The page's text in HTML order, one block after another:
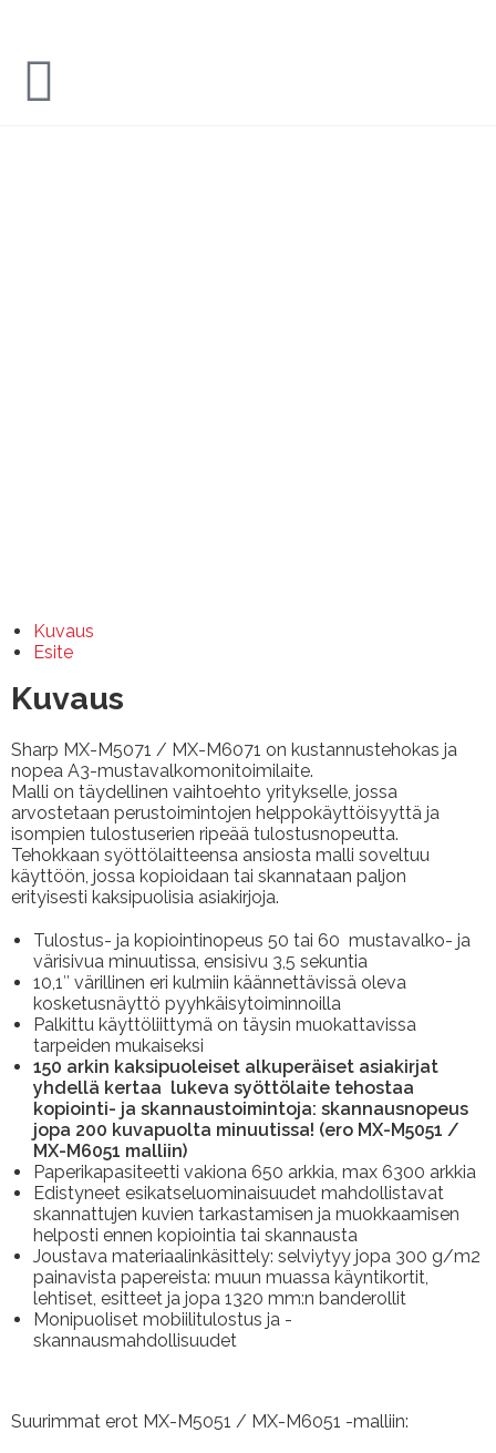
Kuvaus
Esite
Kuvaus
Sharp MX-M5071 / MX-M6071 on kustannustehokas ja
nopea A3-mustavalkomonitoimilaite.
Malli on täydellinen vaihtoehto yritykselle, jossa
arvostetaan perustoimintojen helppokäyttöisyyttä ja
isompien tulostuserien ripeää tulostusnopeutta.
Tehokkaan syöttölaitteensa ansiosta malli soveltuu
käyttöön, jossa kopioidaan tai skannataan paljon
erityisesti kaksipuolisia asiakirjoja.
Tulostus- ja kopiointinopeus 50 tai 60 mustavalko- ja
värisivua minuutissa, ensisivu 3,5 sekuntia
10,1″ värillinen eri kulmiin käännettävissä oleva
kosketusnäyttö pyyhkäisytoiminnoilla
Palkittu käyttöliittymä on täysin muokattavissa
tarpeiden mukaiseksi
150 arkin kaksipuoleiset alkuperäiset asiakirjat
yhdellä kertaa lukeva syöttölaite tehostaa
kopiointi- ja skannaustoimintoja: skannausnopeus
jopa 200 kuvapuolta minuutissa! (ero MX-M5051 /
MX-M6051 malliin)
Paperikapasiteetti vakiona 650 arkkia, max 6300 arkkia
Edistyneet esikatseluominaisuudet mahdollistavat
skannattujen kuvien tarkastamisen ja muokkaamisen
helposti ennen kopiointia tai skannausta
Joustava materiaalinkäsittely: selviytyy jopa 300 g/m2
painavista papereista: muun muassa käyntikortit,
lehtiset, esitteet ja jopa 1320 mm:n banderollit
Monipuoliset mobiilitulostus ja -
skannausmahdollisuudet
Suurimmat erot MX-M5051 / MX-M6051 -malliin: